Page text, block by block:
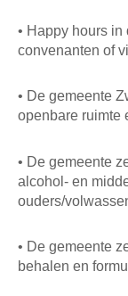
• Happy hours
convenanten of
• De gemeente
openbare ruimte
• De gemeente
alcohol- en
ouders/
• De gemeente
behalen en